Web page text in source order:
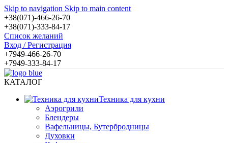
Skip to navigation Skip to main content
+38(071)-466-26-70
+38(071)-333-84-17
Список желаний
Вход / Регистрация
+7949-466-26-70
+7949-333-84-17
КАТАЛОГ
Техника для кухни
Аэрогрили
Блендеры
Вафельницы, Бутербродницы
Духовки